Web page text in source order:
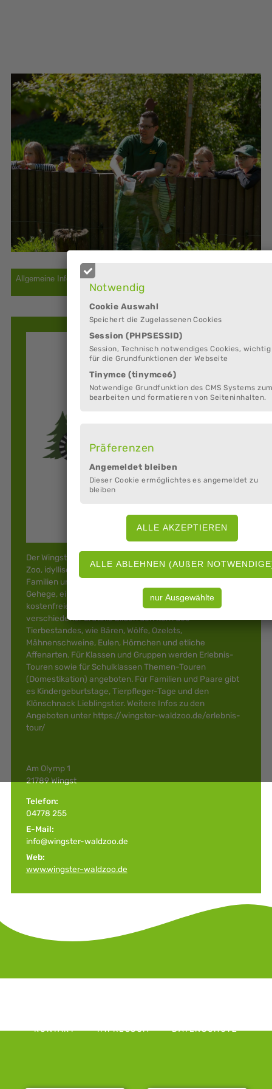
Notwendig
Cookie Auswahl
Speichert die Zugelassenen Cookies
Session (PHPSESSID)
Session, Technisch notwendiges Cookies, wichtig
für die Grundfunktionen der Webseite
Tinymce (tinymce6)
Notwendige Grundfunktion des CMS Systems
bearbeiten und formatieren von Seiteninhalten.
Präferenzen
Angemeldet bleiben
Dieser Cookie ermöglichtes es angemeldet zu
bleiben
Der Wingster Waldzoo ist ein kleiner, kinderfreundlicher
Zoo, idyllisch am Rande des Wingster Waldes gelegen. Für
Familien und Jugendgruppen locken mehrere begehbare
Gehege, ein Streichelzoo, zwei Spielplätze sowie
kostenfreie Parkplätze. Interessante Waldbewohner
verschiedener Erdteile bilden den Kern des
Tierbestandes, wie Bären, Wölfe, Ozelots,
Mähnenschweine, Eulen, Hörnchen und etliche
Affenarten. Für Klassen und Gruppen werden Erlebnis-
Touren sowie für Schulklassen Themen-Touren
(Domestikation) angeboten. Für Familien und Paare gibt
es Kindergeburtstage, Tierpfleger-Tage und den
Klönschnack Lieblingstier. Weitere Infos zu den
Angeboten unter https://wingster-waldzoo.de/erlebnis-
tour/
Am Olymp 1
21789 Wingst
Telefon:
04778 255
E-Mail:
info@wingster-waldzoo.de
Web:
www.wingster-waldzoo.de
KONTAKT IMPRESSUM DATENSCHUTZ